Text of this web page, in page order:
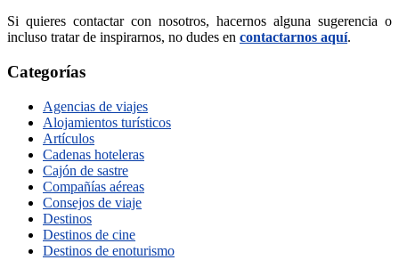
Si quieres contactar con nosotros, hacernos alguna sugerencia o
incluso tratar de inspirarnos, no dudes en contactarnos aquí.
Categorías
Agencias de viajes
Alojamientos turísticos
Artículos
Cadenas hoteleras
Cajón de sastre
Compañías aéreas
Consejos de viaje
Destinos
Destinos de cine
Destinos de enoturismo